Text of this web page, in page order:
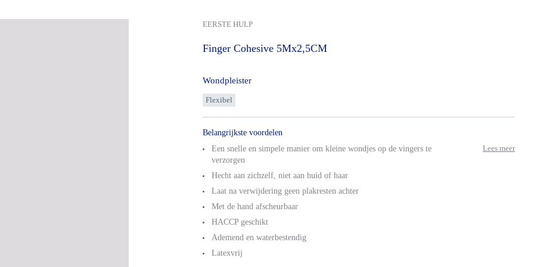
EERSTE HULP
Finger Cohesive 5Mx2,5CM
Wondpleister
Flexibel
Belangrijkste voordelen
Een snelle en simpele manier om kleine wondjes op de vingers te
verzorgen
Hecht aan zichzelf, niet aan huid of haar
Laat na verwijdering geen plakresten achter
Met de hand afscheurbaar
HACCP geschikt
Ademend en waterbestendig
Latexvrij
Lees meer